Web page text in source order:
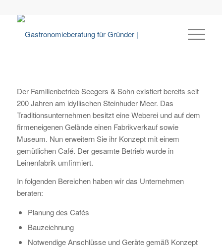
Der Familienbetrieb Seegers & Sohn existiert bereits seit
200 Jahren am idyllischen Steinhuder Meer. Das
Traditionsunternehmen besitzt eine Weberei und auf dem
firmeneigenen Gelände einen Fabrikverkauf sowie
Museum. Nun erweitern Sie ihr Konzept mit einem
gemütlichen Café. Der gesamte Betrieb wurde in
Leinenfabrik umfirmiert.
In folgenden Bereichen haben wir das Unternehmen
beraten:
Planung des Cafés
Bauzeichnung
Notwendige Anschlüsse und Geräte gemäß Konzept